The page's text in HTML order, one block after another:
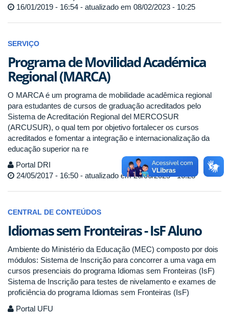
16/01/2019 - 16:54 - atualizado em 08/02/2023 - 10:25
SERVIÇO
Programa de Movilidad Académica
Regional (MARCA)
O MARCA é um programa de mobilidade acadêmica regional
para estudantes de cursos de graduação acreditados pelo
Sistema de Acreditación Regional del MERCOSUR
(ARCUSUR), o qual tem por objetivo fortalecer os cursos
acreditados e fomentar a integração e internacionalização da
educação superior na re
Portal DRI
24/05/2017 - 16:50 - atualizado em 26/06/2025 - 16:28
CENTRAL DE CONTEÚDOS
Idiomas sem Fronteiras - IsF Aluno
Ambiente do Ministério da Educação (MEC) composto por dois
módulos: Sistema de Inscrição para concorrer a uma vaga em
cursos presenciais do programa Idiomas sem Fronteiras (IsF)
Sistema de Inscrição para testes de nivelamento e exames de
proficiência do programa Idiomas sem Fronteiras (IsF)
Portal UFU